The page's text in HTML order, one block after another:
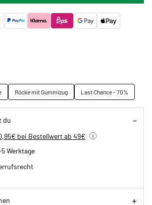
Röcke mit Gummizug Last Chance - 70%
du
bei Bestellwert ab 49€
Werktage